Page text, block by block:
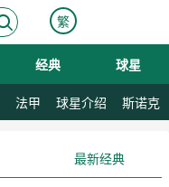
繁
经典 球星
法甲 球星介绍 斯诺克
最新经典